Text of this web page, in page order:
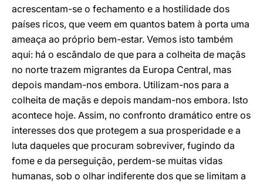
acrescentam-se o fechamento e a hostilidade dos
países ricos, que veem em quantos batem à porta uma
ameaça ao próprio bem-estar. Vemos isto também
aqui: há o escândalo de que para a colheita de maçãs
no norte trazem migrantes da Europa Central, mas
depois mandam-nos embora. Utilizam-nos para a
colheita de maçãs e depois mandam-nos embora. Isto
acontece hoje. Assim, no confronto dramático entre os
interesses dos que protegem a sua prosperidade e a
luta daqueles que procuram sobreviver, fugindo da
fome e da perseguição, perdem-se muitas vidas
humanas, sob o olhar indiferente dos que se limitam a